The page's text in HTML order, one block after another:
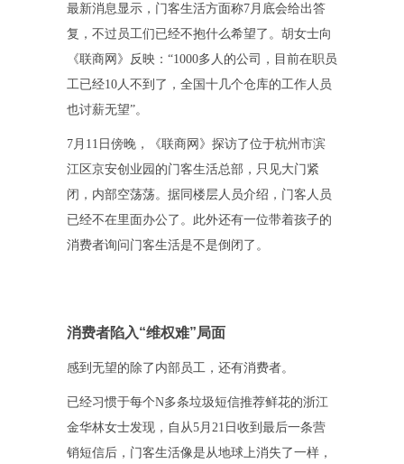
最新消息显示，门客生活方面称7月底会给出答
复，不过员工们已经不抱什么希望了。胡女士向
《联商网》反映：“1000多人的公司，目前在职员
工已经10人不到了，全国十几个仓库的工作人员
也讨薪无望”。
7月11日傍晚，《联商网》探访了位于杭州市滨
江区京安创业园的门客生活总部，只见大门紧
闭，内部空荡荡。据同楼层人员介绍，门客人员
已经不在里面办公了。此外还有一位带着孩子的
消费者询问门客生活是不是倒闭了。
消费者陷入“维权难”局面
感到无望的除了内部员工，还有消费者。
已经习惯于每个N多条垃圾短信推荐鲜花的浙江
金华林女士发现，自从5月21日收到最后一条营
销短信后，门客生活像是从地球上消失了一样，